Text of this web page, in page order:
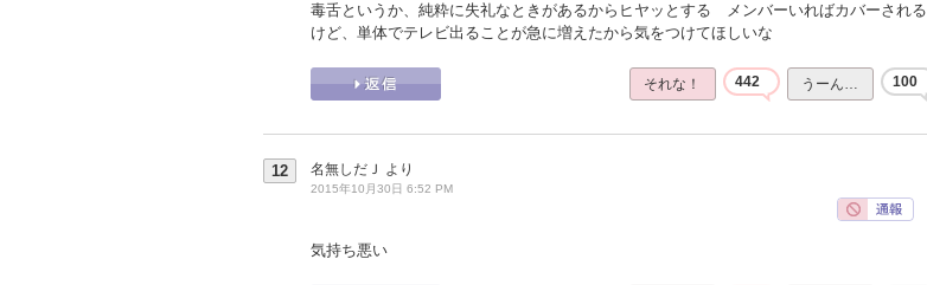
毒舌というか、純粋に失礼なときがあるからヒヤッとする メンバーいればカバーされる
けど、単体でテレビ出ることが急に増えたから気をつけてほしいな
それな！ 442 うーん… 100
12 名無しだＪ より
2015年10月30日 6:52 PM
気持ち悪い